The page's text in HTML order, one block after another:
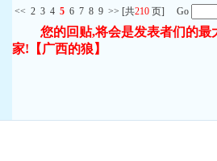
<< 2 3 4 5 6 7 8 9 >> [共210 页] Go
您的回贴,将会是发表者们的
家! 【广西的狼】